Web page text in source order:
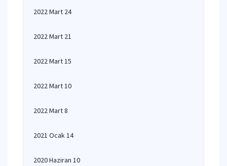
2022 Mart 24
2022 Mart 21
2022 Mart 15
2022 Mart 10
2022 Mart 8
2021 Ocak 14
2020 Haziran 10